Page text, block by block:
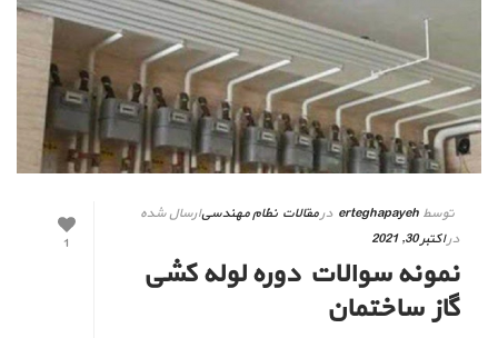
1
توسط erteghapayeh درمقالات نظام مهندسیارسال شده
دراکتبر 30, 2021
نمونه سوالات دوره لوله کشی
گاز ساختمان